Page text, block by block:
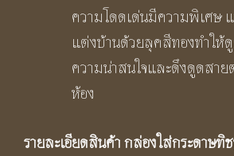
ความโดดเด่นมีความพิเศษ
แต่งบ้านด้วยลุคสีทองทำให้
ความน่าสนใจและดึงดูดสา
ห้อง
รายละเอียดสินค้ากล่องใส่กระดาษ